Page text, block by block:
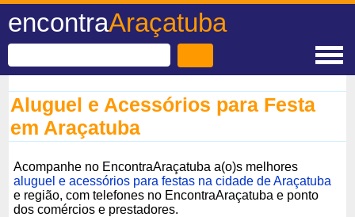
encontraAraçatuba
Aluguel e Acessórios para Festa
em Araçatuba
Acompanhe no EncontraAraçatuba a(o)s melhores
aluguel e acessórios para festas na cidade de Araçatuba
e região, com telefones no EncontraAraçatuba e ponto
dos comércios e prestadores.